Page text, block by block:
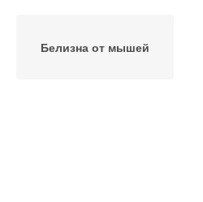
Белизна от мышей